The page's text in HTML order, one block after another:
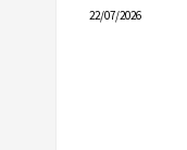
22/07/2026